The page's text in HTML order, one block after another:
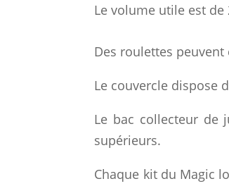
Le volume utile est
Des roulettes
Le couvercle dispose
Le bac collecteur de
supérieurs.
Chaque kit du Magic